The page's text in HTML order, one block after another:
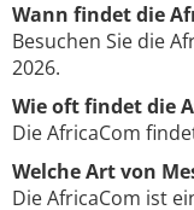
Wann findet die
Besuchen Sie die
2026.
Wie oft findet die
Die AfricaCom
Welche Art von
Die AfricaCom ist